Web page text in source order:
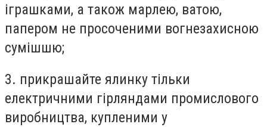
іграшками, а також марлею, ватою,
папером не просоченими вогнезахисною
сумішшю;
3. прикрашайте ялинку тільки
електричними гірляндами промислового
виробництва, купленими у